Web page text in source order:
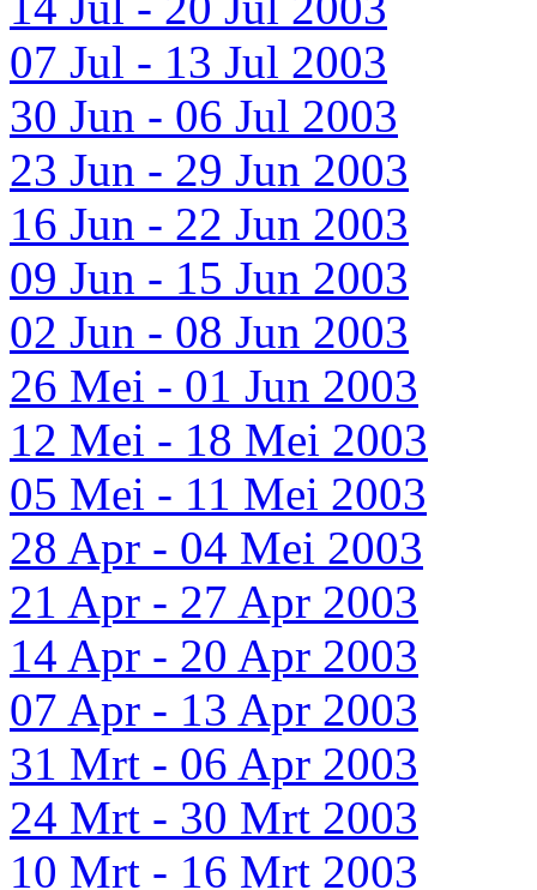
07 Jul - 13 Jul 2003
30 Jun - 06 Jul 2003
23 Jun - 29 Jun 2003
16 Jun - 22 Jun 2003
09 Jun - 15 Jun 2003
02 Jun - 08 Jun 2003
26 Mei - 01 Jun 2003
12 Mei - 18 Mei 2003
05 Mei - 11 Mei 2003
28 Apr - 04 Mei 2003
21 Apr - 27 Apr 2003
14 Apr - 20 Apr 2003
07 Apr - 13 Apr 2003
31 Mrt - 06 Apr 2003
24 Mrt - 30 Mrt 2003
10 Mrt - 16 Mrt 2003